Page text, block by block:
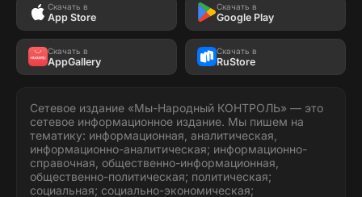
Скачать в
App Store
Скачать в
Google Play
Скачать в
AppGallery
Скачать в
RuStore
Сетевое издание «Мы-Народный КОНТРОЛЬ» — это
сетевое информационное издание. Мы пишем на
тематику: информационная, аналитическая,
информационно-аналитическая; информационно-
справочная, общественно-информационная,
общественно-политическая; политическая;
социальная; социально-экономическая;